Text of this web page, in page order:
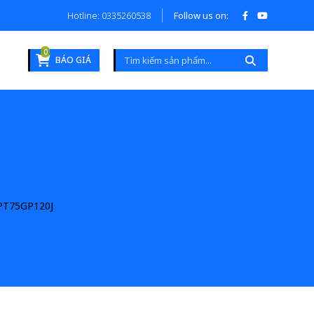
Hotline: 0335260538 Follow us on:
0
BÁO GIÁ